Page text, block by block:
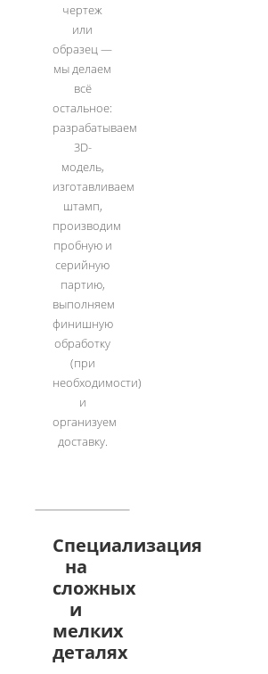
чертеж
или
образец —
мы делаем
всё
остальное:
разрабатываем
3D-
модель,
изготавливаем
штамп,
производим
пробную и
серийную
партию,
выполняем
финишную
обработку
(при
необходимости)
и
организуем
доставку.
Специализация
на
сложных
и
мелких
деталях